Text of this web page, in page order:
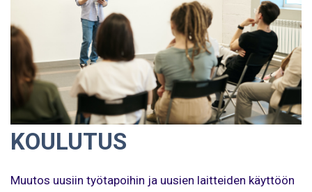
KOULUTUS
Muutos uusiin työtapoihin ja uusien laitteiden käyttöön